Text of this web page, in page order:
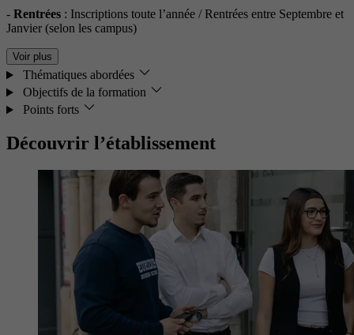
- Rentrées : Inscriptions toute l’année / Rentrées entre Septembre et
Janvier (selon les campus)
Voir plus
Thématiques abordées
Objectifs de la formation
Points forts
Découvrir l’établissement